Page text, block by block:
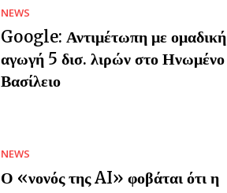
NEWS
Google: Αντιμέτωπη με ομαδική
αγωγή 5 δισ. λιρών στο Ηνωμένο
Βασίλειο
NEWS
Ο «νονός της AI» φοβάται ότι η